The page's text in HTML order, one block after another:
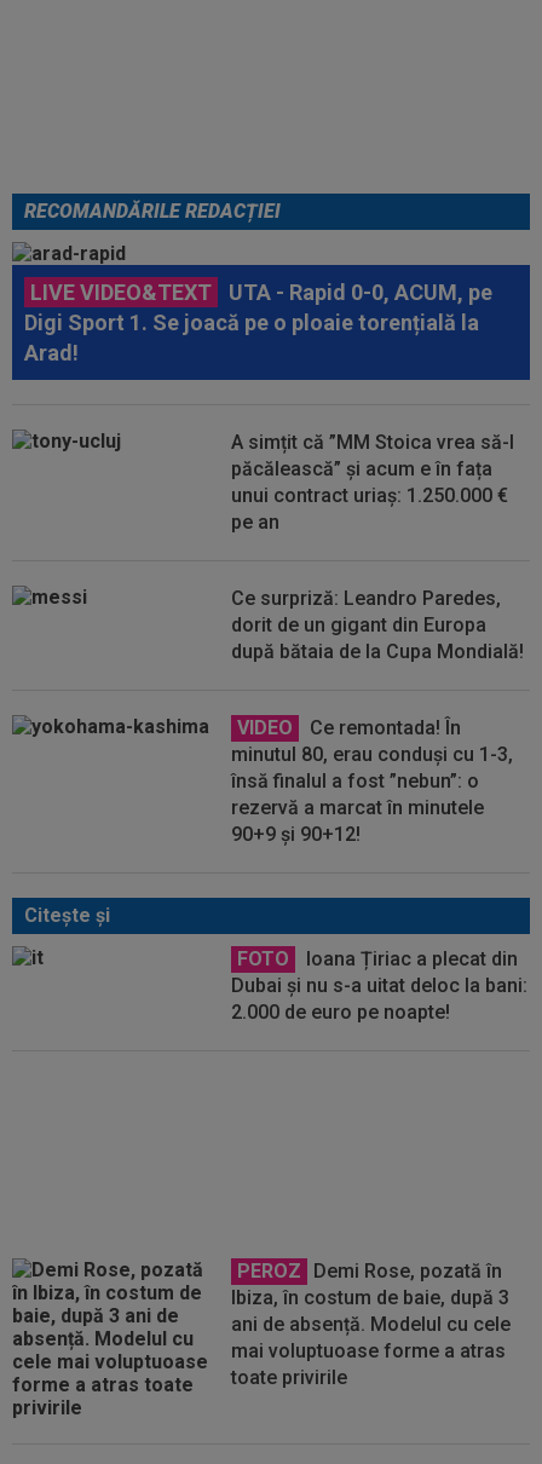
RECOMANDĂRILE REDACȚIEI
LIVE VIDEO&TEXT
UTA - Rapid 0-0, ACUM, pe
Digi Sport 1. Se joacă pe o ploaie torențială la
Arad!
A simțit că ”MM Stoica vrea să-l
păcălească” și acum e în fața
unui contract uriaș: 1.250.000 €
pe an
Ce surpriză: Leandro Paredes,
dorit de un gigant din Europa
după bătaia de la Cupa Mondială!
VIDEO
Ce remontada! În
minutul 80, erau conduși cu 1-3,
însă finalul a fost ”nebun”: o
rezervă a marcat în minutele
90+9 și 90+12!
Citeşte şi
FOTO
Ioana Țiriac a plecat din
Dubai și nu s-a uitat deloc la bani:
2.000 de euro pe noapte!
PEROZ
Demi Rose, pozată în
Ibiza, în costum de baie, după 3
ani de absență. Modelul cu cele
mai voluptuoase forme a atras
toate privirile